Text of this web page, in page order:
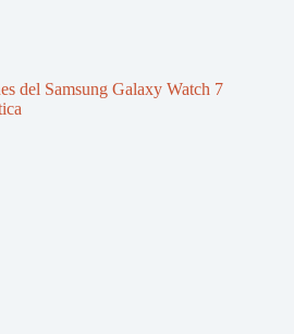
del Samsung Galaxy Watch 7